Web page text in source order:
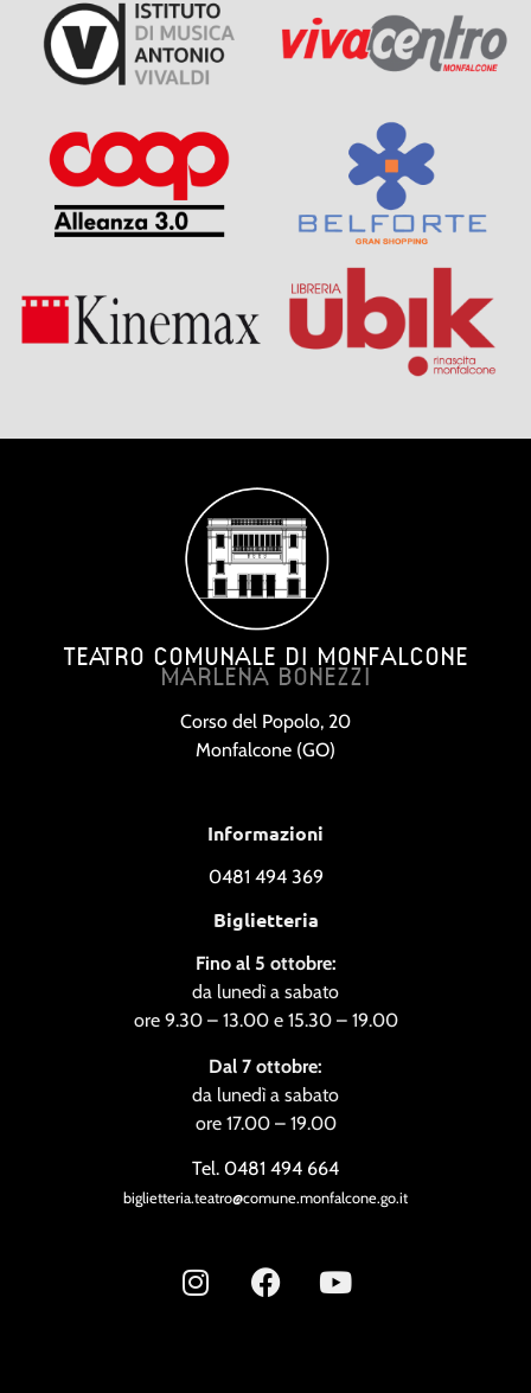
TEATRO COMUNALE DI MONFALCONE
MARLENA BONEZZI
Corso del Popolo, 20
Monfalcone (GO)
Informazioni
0481 494 369
Biglietteria
Fino al 5 ottobre:
da lunedì a sabato
ore 9.30 – 13.00 e 15.30 – 19.00
Dal 7 ottobre:
da lunedì a sabato
ore 17.00 – 19.00
Tel. 0481 494 664
biglietteria.teatro@comune.monfalcone.go.it